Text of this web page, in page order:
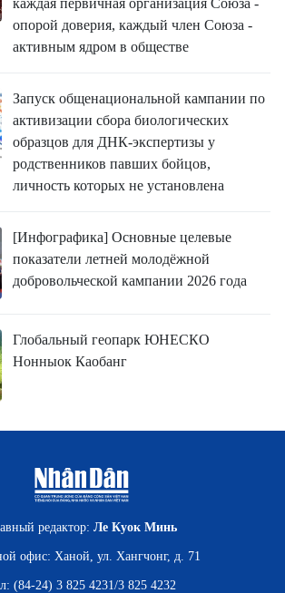
каждая первичная организация Союза -
опорой доверия, каждый член Союза -
активным ядром в обществе
Запуск общенациональной кампании по
активизации сбора биологических
образцов для ДНК-экспертизы у
родственников павших бойцов,
личность которых не установлена
[Инфографика] Основные целевые
показатели летней молодёжной
добровольческой кампании 2026 года
Глобальный геопарк ЮНЕСКО
Нонныок Каобанг
редактор: Ле Куок Минь
офис: Ханой, ул. Хангчонг, д. 71
(84-24) 3 825 4231/3 825 4232